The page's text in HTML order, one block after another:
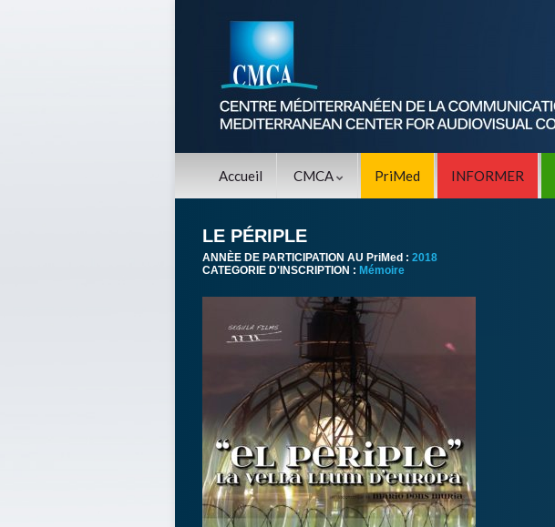
Accueil CMCA PriMed INFORMER
LE PÉRIPLE
ANNÈE DE PARTICIPATION AU PriMed : 2018
CATEGORIE D'INSCRIPTION : Mémoire